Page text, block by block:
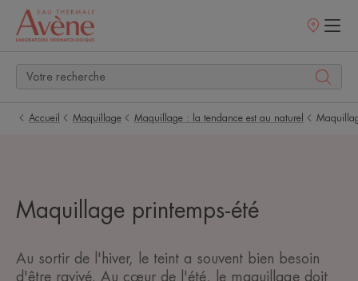
Points
Accueil Maquillage Maquillage : la tendance est au naturel
Maquillage printemps-été
Au sortir de l'hiver, le teint a souvent bien besoin
d'être ravivé. Au cœur de l'été, le maquillage doit